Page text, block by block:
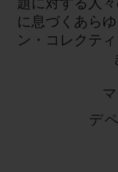
題に対する人
に息づくあら
ン・コレクテ
デ